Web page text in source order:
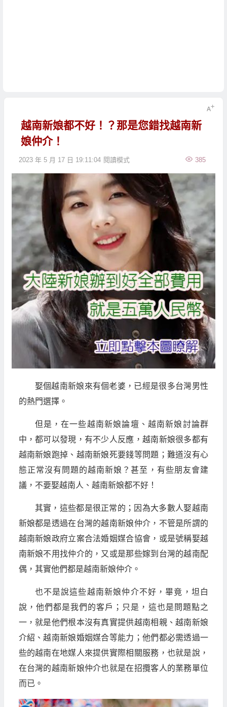
越南新娘都不好！？那是您錯找越南新
娘仲介！
2023 年 5 月 17 日 19:11:04 385
閱讀模式
娶個越南新娘來有個老婆，已經是很多台灣男性
的熱門選擇。
但是，在一些越南新娘論壇、越南新娘討論群
中，都可以發現，有不少人反應，越南新娘很多都有
越南新娘跑掉、越南新娘死要錢等問題；難道沒有心
態正常沒有問題的越南新娘？甚至，有些朋友會建
議，不要娶越南人、越南新娘都不好！
其實，這些都是很正常的；因為大多數人娶越南
新娘都是透過在台灣的越南新娘仲介，不管是所謂的
越南新娘政府立案合法婚姻媒合協會，或是號稱娶越
南新娘不用找仲介的，又或是那些嫁到台灣的越南配
偶，其實他們都是越南新娘仲介。
也不是說這些越南新娘仲介不好，畢竟，坦白
說，他們都是我們的客戶；只是，這也是問題點之
一，就是他們根本沒有真實提供越南相親、越南新娘
介紹、越南新娘婚姻媒合等能力；他們都必需透過一
些的越南在地媒人來提供實際相關服務，也就是說，
在台灣的越南新娘仲介也就是在招攬客人的業務單位
而已。